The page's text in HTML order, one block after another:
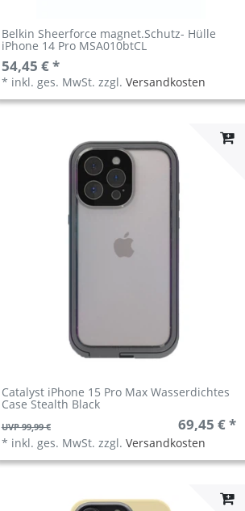
Belkin Sheerforce magnet.Schutz- Hülle
iPhone 14 Pro MSA010btCL
54,45 € *
* inkl. ges. MwSt. zzgl. Versandkosten
Catalyst iPhone 15 Pro Max Wasserdichtes
Case Stealth Black
UVP 99,99 € 69,45 € *
* inkl. ges. MwSt. zzgl. Versandkosten